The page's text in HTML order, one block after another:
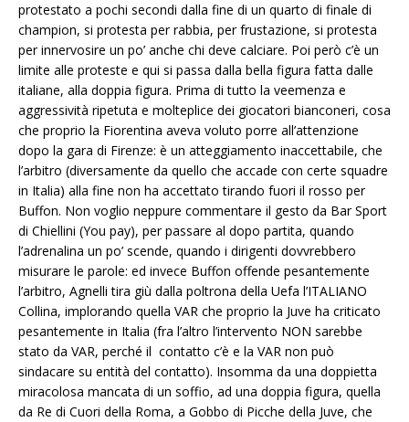
protestato a pochi secondi dalla fine di un quarto di finale di
champion, si protesta per rabbia, per frustazione, si protesta
per innervosire un po’ anche chi deve calciare. Poi però c’è un
limite alle proteste e qui si passa dalla bella figura fatta dalle
italiane, alla doppia figura. Prima di tutto la veemenza e
aggressività ripetuta e molteplice dei giocatori bianconeri, cosa
che proprio la Fiorentina aveva voluto porre all’attenzione
dopo la gara di Firenze: è un atteggiamento inaccettabile, che
l’arbitro (diversamente da quello che accade con certe squadre
in Italia) alla fine non ha accettato tirando fuori il rosso per
Buffon. Non voglio neppure commentare il gesto da Bar Sport
di Chiellini (You pay), per passare al dopo partita, quando
l’adrenalina un po’ scende, quando i dirigenti dovvrebbero
misurare le parole: ed invece Buffon offende pesantemente
l’arbitro, Agnelli tira giù dalla poltrona della Uefa l’ITALIANO
Collina, implorando quella VAR che proprio la Juve ha criticato
pesantemente in Italia (fra l’altro l’intervento NON sarebbe
stato da VAR, perché il contatto c’è e la VAR non può
sindacare su entità del contatto). Insomma da una doppietta
miracolosa mancata di un soffio, ad una doppia figura, quella
da Re di Cuori della Roma, a Gobbo di Picche della Juve, che